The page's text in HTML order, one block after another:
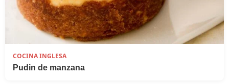
COCINA INGLESA
Pudin de manzana